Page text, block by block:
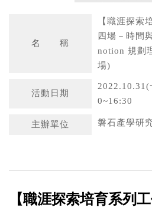
名 稱
【職涯探索
四場－時間
notion 規劃
場)
活動日期
0~16:30
主辦單位 磐石產學研
【職涯探索培育系列